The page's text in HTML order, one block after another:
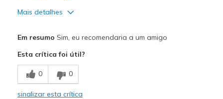
Mais detalhes
Comfortable
Durable
Em resumo Sim, eu recomendaria a um amigo
Esta crítica foi útil?
0 0
sinalizar esta crítica